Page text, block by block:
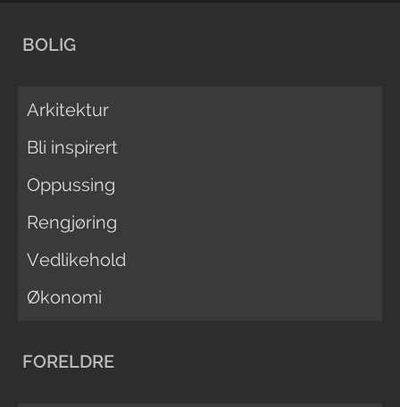
BOLIG
Arkitektur
Bli inspirert
Oppussing
Rengjøring
Vedlikehold
Økonomi
FORELDRE